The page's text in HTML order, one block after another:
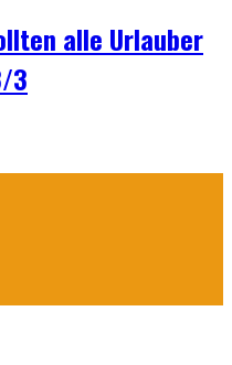
alle Urlauber
3